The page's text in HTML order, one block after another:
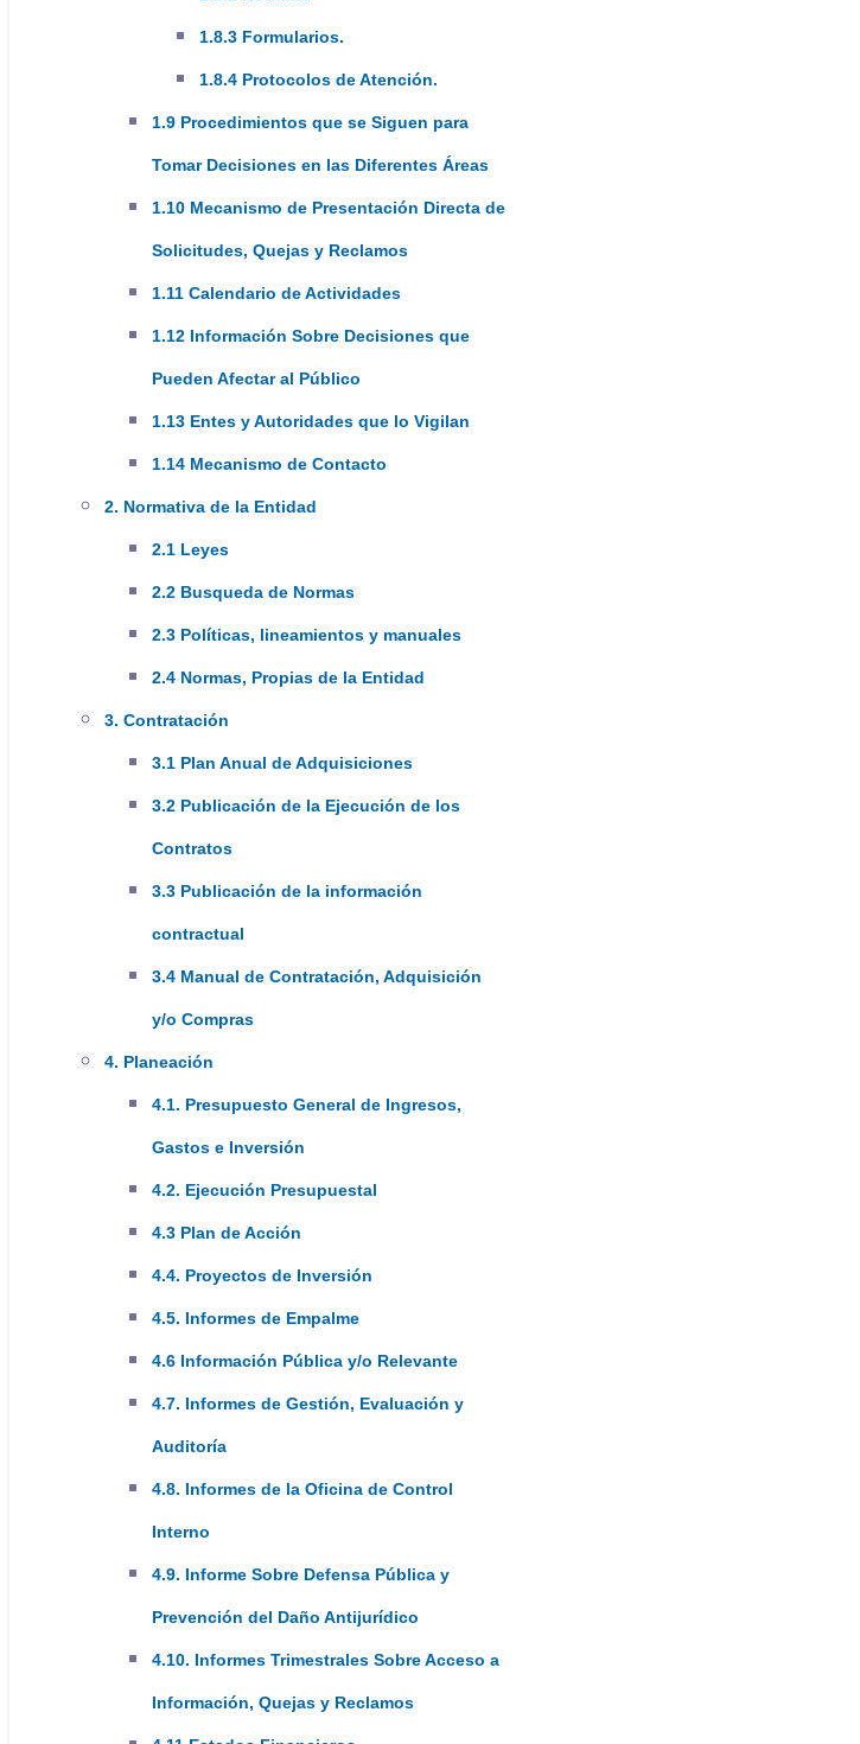
1.8.3 Formularios.
1.8.4 Protocolos de Atención.
1.9 Procedimientos que se Siguen para
Tomar Decisiones en las Diferentes Áreas
1.10 Mecanismo de Presentación Directa de
Solicitudes, Quejas y Reclamos
1.11 Calendario de Actividades
1.12 Información Sobre Decisiones que
Pueden Afectar al Público
1.13 Entes y Autoridades que lo Vigilan
1.14 Mecanismo de Contacto
2. Normativa de la Entidad
2.1 Leyes
2.2 Busqueda de Normas
2.3 Políticas, lineamientos y manuales
2.4 Normas, Propias de la Entidad
3. Contratación
3.1 Plan Anual de Adquisiciones
3.2 Publicación de la Ejecución de los
Contratos
3.3 Publicación de la información
contractual
3.4 Manual de Contratación, Adquisición
y/o Compras
4. Planeación
4.1. Presupuesto General de Ingresos,
Gastos e Inversión
4.2. Ejecución Presupuestal
4.3 Plan de Acción
4.4. Proyectos de Inversión
4.5. Informes de Empalme
4.6 Información Pública y/o Relevante
4.7. Informes de Gestión, Evaluación y
Auditoría
4.8. Informes de la Oficina de Control
Interno
4.9. Informe Sobre Defensa Pública y
Prevención del Daño Antijurídico
4.10. Informes Trimestrales Sobre Acceso a
Información, Quejas y Reclamos
Sede La Trinidad
Atención todos los martes:
7:00 am - 4:30 pm
Sede Santa Ana
Sede San Lorenzo
Sede El Carmen
Sede Avendaños I
Sede Avendaños II
Atención programada de acuerdo al
Cronograma de Atención Extramural de
cada mes publicado en la página web y
en las redes sociales de la institución.
HORARIO VACUNACIÓN
7:00 am - 3:45 pm
Martes, miércoles y jueves:
7:00am a 4:45 pm
Sede Administrativa